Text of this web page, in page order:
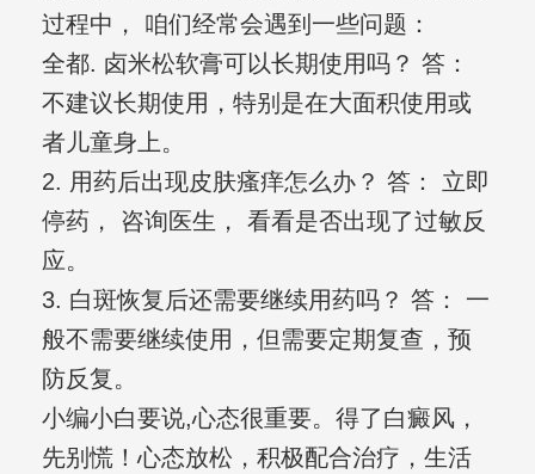
过程中， 咱们经常会遇到一些问题：
全都. 卤米松软膏可以长期使用吗？ 答：
不建议长期使用，特别是在大面积使用或
者儿童身上。
2. 用药后出现皮肤瘙痒怎么办？ 答： 立即
停药， 咨询医生， 看看是否出现了过敏反
应。
3. 白斑恢复后还需要继续用药吗？ 答： 一
般不需要继续使用，但需要定期复查，预
防反复。
小编小白要说,心态很重要。得了白癜风，
先别慌！心态放松，积极配合治疗，生活